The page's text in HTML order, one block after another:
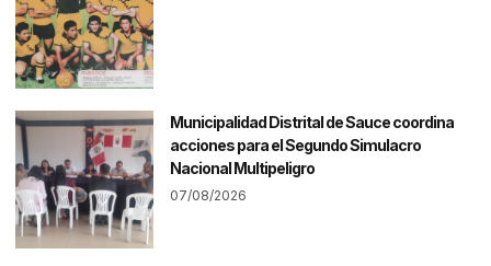
Municipalidad Distrital de Sauce coordina
acciones para el Segundo Simulacro
Nacional Multipeligro
07/08/2026